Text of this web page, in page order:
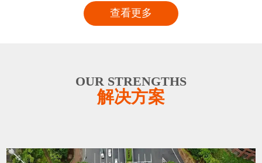
查看更多
OUR STRENGTHS
解决方案